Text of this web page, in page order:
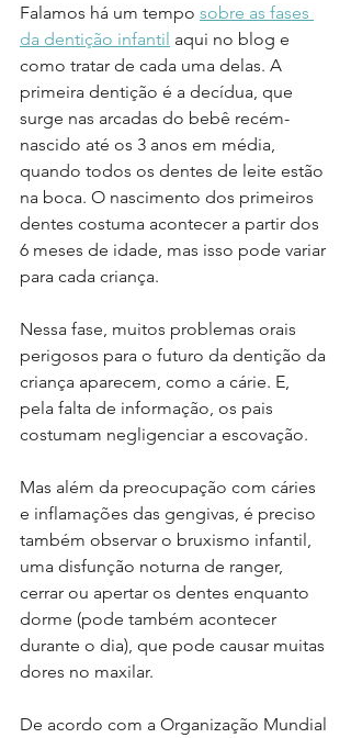
Falamos há um tempo sobre as fases
da dentição infantil aqui no blog e
como tratar de cada uma delas. A
primeira dentição é a decídua, que
surge nas arcadas do bebê recém-
nascido até os 3 anos em média,
quando todos os dentes de leite estão
na boca. O nascimento dos primeiros
dentes costuma acontecer a partir dos
6 meses de idade, mas isso pode variar
para cada criança.
Nessa fase, muitos problemas orais
perigosos para o futuro da dentição da
criança aparecem, como a cárie. E,
pela falta de informação, os pais
costumam negligenciar a escovação.
Mas além da preocupação com cáries
e inflamações das gengivas, é preciso
também observar o bruxismo infantil,
uma disfunção noturna de ranger,
cerrar ou apertar os dentes enquanto
dorme (pode também acontecer
durante o dia), que pode causar muitas
dores no maxilar.
De acordo com a Organização Mundial